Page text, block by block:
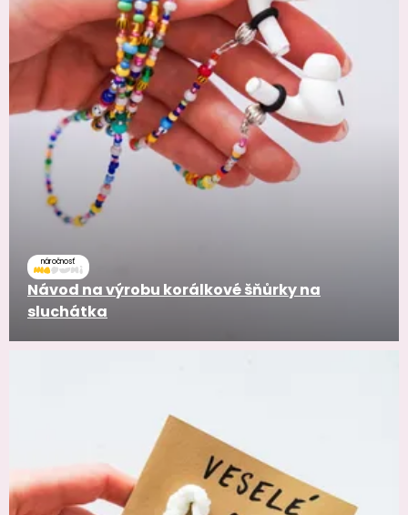
náročnosť
Návod na výrobu korálkové šňůrky na
sluchátka